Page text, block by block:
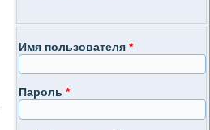
Имя пользователя *
Пароль *